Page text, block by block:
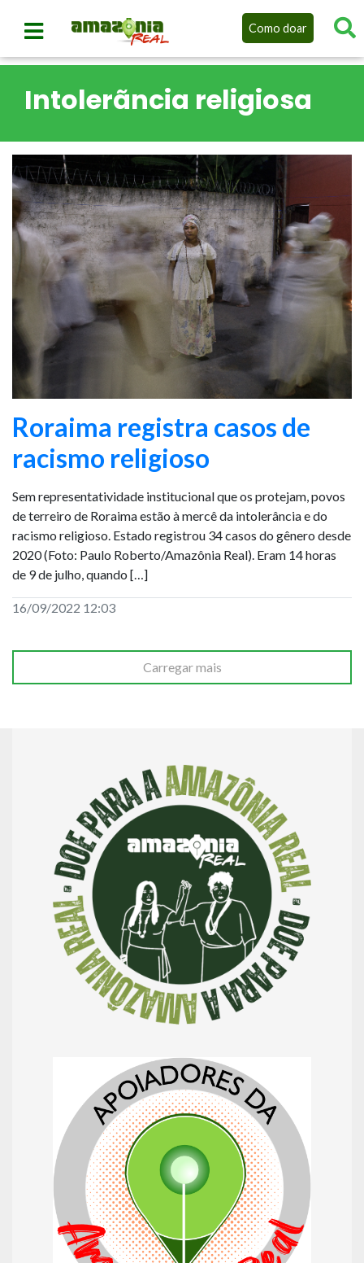
Como doar
Intolerãncia religiosa
Roraima registra casos de
racismo religioso
Sem representatividade institucional que os protejam, povos
de terreiro de Roraima estão à mercê da intolerância e do
racismo religioso. Estado registrou 34 casos do gênero desde
2020 (Foto: Paulo Roberto/Amazônia Real). Eram 14 horas
de 9 de julho, quando […]
16/09/2022 12:03
Carregar mais